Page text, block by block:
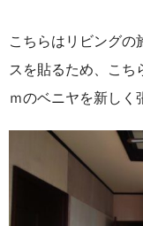
こちらはリビングの
スを貼るため、こち
ｍのベニヤを新しく